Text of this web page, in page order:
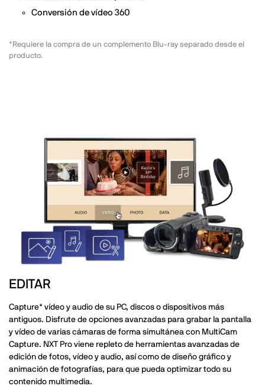
Conversión de vídeo 360
*Requiere la compra de un complemento Blu-ray separado desde el
producto.
EDITAR
Capture* vídeo y audio de su PC, discos o dispositivos más
antiguos. Disfrute de opciones avanzadas para grabar la pantalla
y vídeo de varias cámaras de forma simultánea con MultiCam
Capture. NXT Pro viene repleto de herramientas avanzadas de
edición de fotos, vídeo y audio, así como de diseño gráfico y
animación de fotografías, para que pueda optimizar todo su
contenido multimedia.